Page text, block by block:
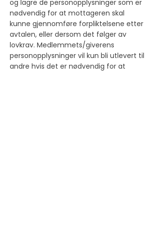
og lagre de personopplysninger som er
nødvendig for at mottageren skal
kunne gjennomføre forpliktelsene etter
avtalen, eller dersom det følger av
lovkrav. Medlemmets/giverens
personopplysninger vil kun bli utlevert til
andre hvis det er nødvendig for at